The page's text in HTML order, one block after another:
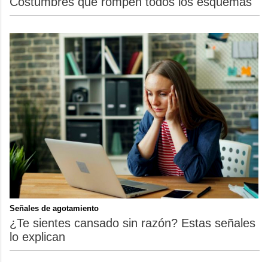
Señales de agotamiento
¿Te sientes cansado sin razón? Estas señales
lo explican